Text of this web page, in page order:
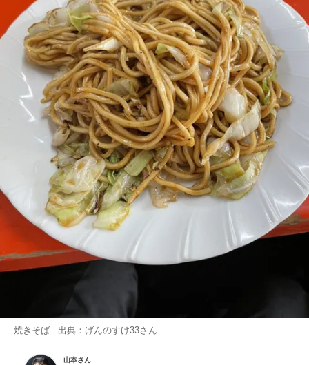
焼きそば 出典： げんのすけ33さん
山本さん